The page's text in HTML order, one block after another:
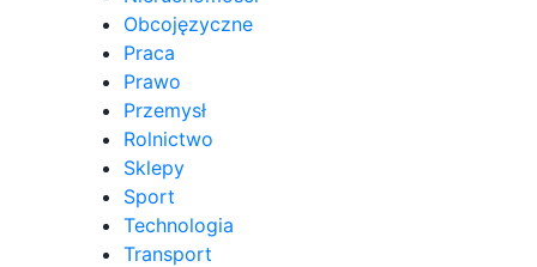
Obcojęzyczne
Praca
Prawo
Przemysł
Rolnictwo
Sklepy
Sport
Technologia
Transport